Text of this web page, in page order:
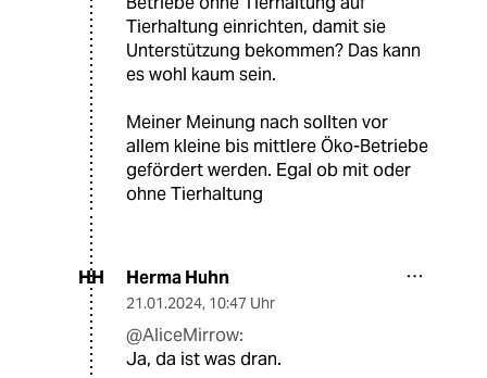
Tierhaltung einrichten, damit sie
Unterstützung bekommen? Das kann
es wohl kaum sein.
Meiner Meinung nach sollten vor
allem kleine bis mittlere Öko-Betriebe
gefördert werden. Egal ob mit oder
ohne Tierhaltung
HH Herma Huhn
21.01.2024, 10:47 Uhr
@AliceMirrow:
Ja, da ist was dran.